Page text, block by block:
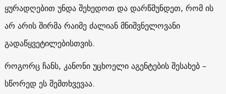
ყურადღებით უნდა შეხედოთ და დარწმუნდეთ, რომ ის
არ არის შირმა რაიმე ძალიან მნიშვნელოვანი
გადაწყვეტილებისთვის.
როგორც ჩანს, კანონი უცხოელი აგენტების შესახებ –
სწორედ ეს შემთხვევაა.